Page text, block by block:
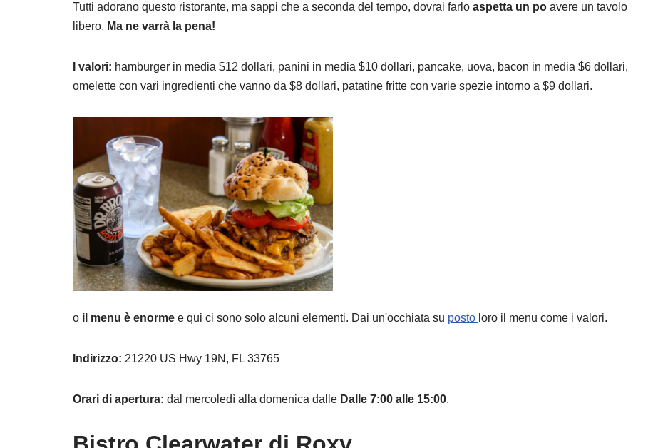
Tutti adorano questo ristorante, ma sappi che a seconda del tempo, dovrai farlo aspetta un po avere un tavolo
libero. Ma ne varrà la pena!
I valori: hamburger in media $12 dollari, panini in media $10 dollari, pancake, uova, bacon in media $6 dollari,
omelette con vari ingredienti che vanno da $8 dollari, patatine fritte con varie spezie intorno a $9 dollari.
o il menu è enorme e qui ci sono solo alcuni elementi. Dai un'occhiata su posto loro il menu come i valori.
Indirizzo: 21220 US Hwy 19N, FL 33765
Orari di apertura: dal mercoledì alla domenica dalle Dalle 7:00 alle 15:00.